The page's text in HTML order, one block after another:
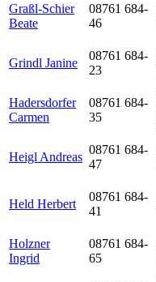
Graßl-Schier
Beate
08761 684-
46
Grindl Janine
08761 684-
23
Hadersdorfer
Carmen
08761 684-
35
Heigl Andreas
08761 684-
47
Held Herbert
08761 684-
41
Holzner
Ingrid
08761 684-
65